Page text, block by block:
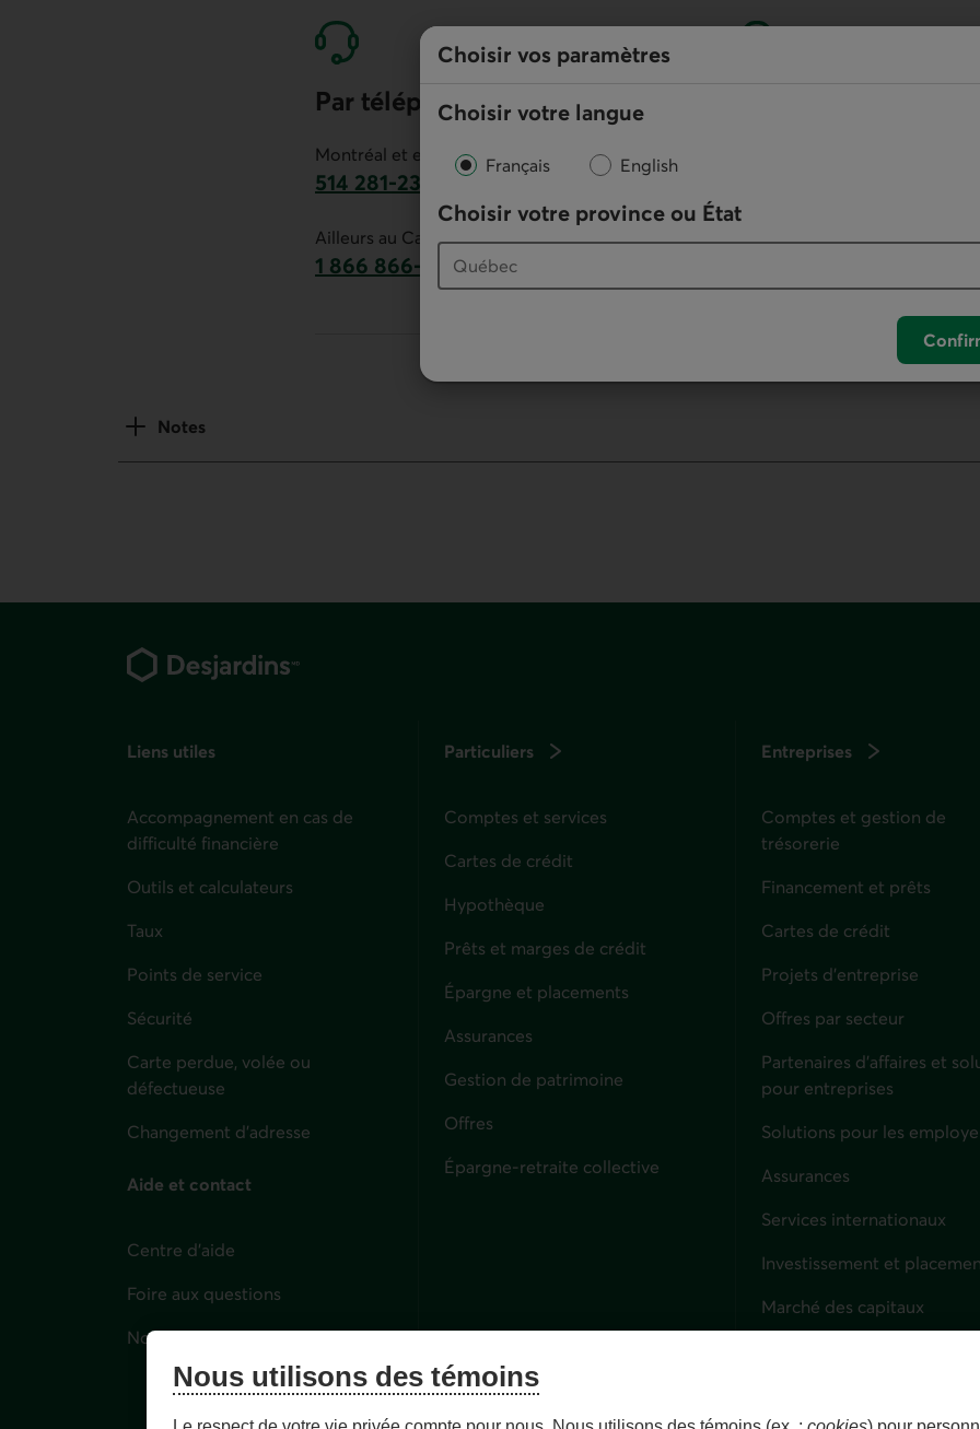
Choisir vos paramètres
Choisir votre langue
Français English
Choisir votre province ou État
Par téléphone
Montréal et environs :
514 281-2336
Ce lien lancera votre logiciel de téléphonie par défaut.
Ailleurs au Canada :
1 866 866-7000
numéro sans frais. Ce lien lancera votre logiciel de téléphonie par
Notes
Liens utiles
Accompagnement en cas de
difficulté financière
Outils et calculateurs
Taux
Points de service
Sécurité
Carte perdue, volée ou
défectueuse
Changement d'adresse
Aide et contact
Centre d'aide
Foire aux questions
Nous joindre
Particuliers
Comptes et services
Cartes de crédit
Hypothèque
Prêts et marges de crédit
Épargne et placements
Assurances
Gestion de patrimoine
Offres
Épargne-retraite collective
Entreprises
Comptes et gestion de
trésorerie
Financement et prêts
Cartes de crédit
Projets d'entreprise
Offres par secteur
Partenaires d’affaires et
pour entreprises
Solutions pour les
Assurances
Services internationaux
Investissement et
Marché des capitaux
Nous utilisons des témoins